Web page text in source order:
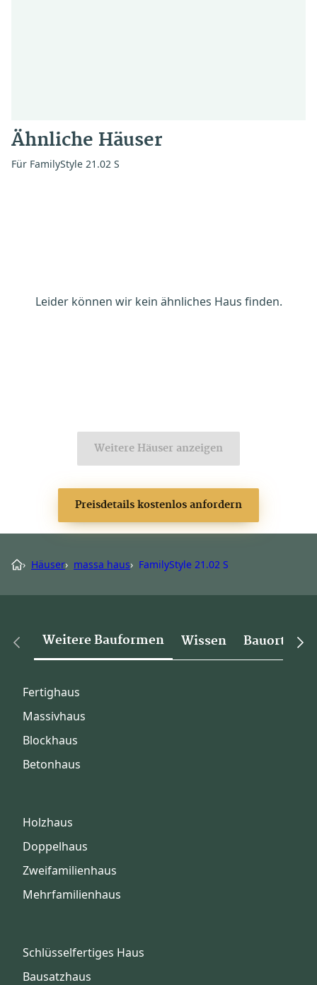
Ähnliche Häuser
Für FamilyStyle 21.02 S
Leider können wir kein ähnliches Haus finden.
Weitere Häuser anzeigen
Preisdetails kostenlos anfordern
› Häuser› massa haus› FamilyStyle 21.02 S
Weitere Bauformen Wissen Bauorte
Fertighaus
Massivhaus
Blockhaus
Betonhaus
Holzhaus
Doppelhaus
Zweifamilienhaus
Mehrfamilienhaus
Schlüsselfertiges Haus
Bausatzhaus